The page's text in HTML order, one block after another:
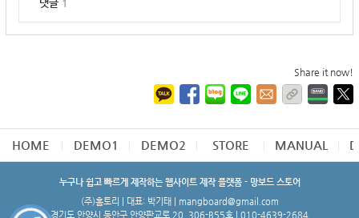
댓글 1
Share it now!
HOME DEMO1 DEMO2 STORE MANUAL
누구나 쉽고 빠르게 제작하는 웹사이트 제작 플랫폼 - 망보드 스토어
(주)홈토리 | 대표: 박기태 | mangboard@gmail.com
경기도 안양시 동안구 안양판교로 20, 306-B55호 | 010-4639-2684